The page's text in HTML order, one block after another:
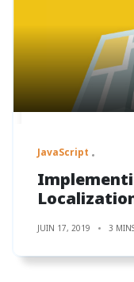
JavaScript
JUIN 17, 2019 3